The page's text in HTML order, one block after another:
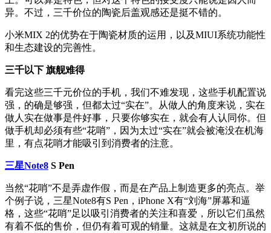
异。不过，三千价位的陶瓷后盖观感还是挺不错的。
小米MIX 2的优势在于陶瓷材质的运用，以及MIUI系统功能性
和生态建设的完善性。
三千以下 旗舰难得
看完这些三千元价位的手机，我们不难发现，这些手机配置说
强，的确是够强，但都太过“实在”。从做人的角度来说，实在
做人实在做事是件好事，只要你够实在，就会有人认同你。但
做手机却必须有些“花哨”，因为太过“实在”就会被淹没在机海
里，有点花哨才能吸引到消费者的注意。
三星Note8 S Pen
当然“花哨”不是弄虚作假，而是在产品上制造更多的亮点。举
个例子说，三星Note8有S Pen，iPhone X有“刘海”屏幕和逼
格，这些“花哨”足以吸引消费者的关注和喜爱，所以它们虽然
有着不低的售价，但仍有着可观的销量。这就是在文初所说的